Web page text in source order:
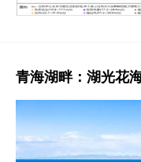
青海湖畔：湖光花